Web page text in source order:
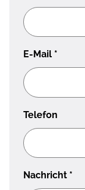
E-Mail *
Telefon
Nachricht *